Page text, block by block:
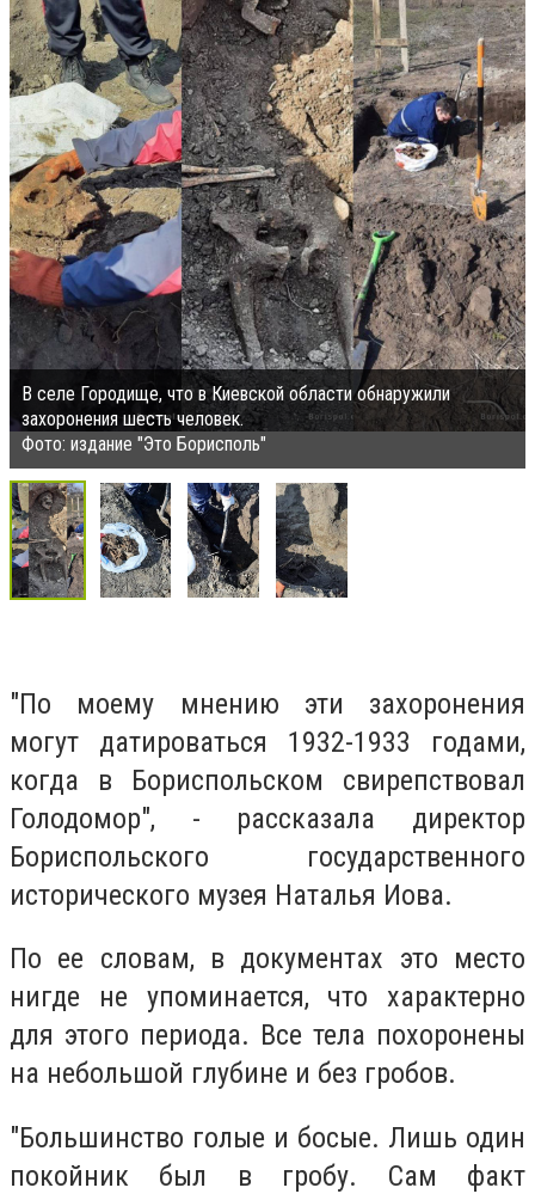
В селе Городище, что в Киевской области обнаружили
захоронения шесть человек.
Фото: издание "Это Борисполь"
"По моему мнению эти захоронения
могут датироваться 1932-1933 годами,
когда в Бориспольском свирепствовал
Голодомор", - рассказала директор
Бориспольского государственного
исторического музея Наталья Иова.
По ее словам, в документах это место
нигде не упоминается, что характерно
для этого периода. Все тела похоронены
на небольшой глубине и без гробов.
"Большинство голые и босые. Лишь один
покойник был в гробу. Сам факт